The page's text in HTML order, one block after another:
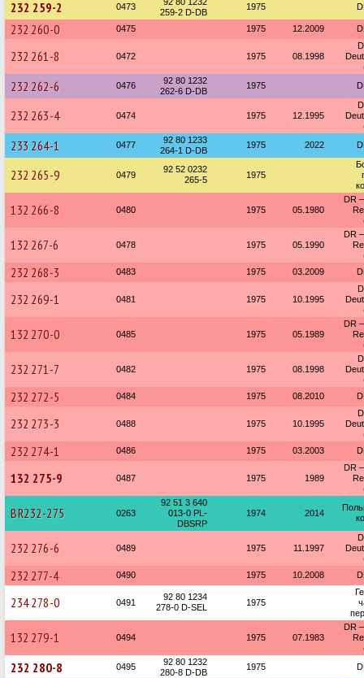
232 259-2 0473
259-2 D-DB
1975
232 260-0 0475 1975 12.2009
232 261-8 0472 1975 08.1998
232 262-6 0476
92 80 1232
262-6 D-DB
1975
232 263-4 0474 1975 12.1995
233 264-1 0477
92 80 1233
264-1 D-DB
1975 2022
232 265-9 0479
92 52 0232
265-5
1975
132 266-8 0480 1975 05.1980
DR
132 267-6 0478 1975 05.1990
DR
232 268-3 0483 1975 03.2009
232 269-1 0481 1975 10.1995
132 270-0 0485 1975 05.1989
DR
232 271-7 0482 1975 08.1998
232 272-5 0484 1975 08.2010
232 273-3 0488 1975 10.1995
232 274-1 0486 1975 03.2003
132 275-9 0487 1975 1989
DR
BR232-275 0263
92 51 3 640
013-0 PL-
DBSRP
1974 2014
232 276-6 0489 1975 11.1997
232 277-4 0490 1975 10.2008
234 278-0 0491
92 80 1234
278-0 D-SEL
1975
132 279-1 0494 1975 07.1983
DR
232 280-8 0495
92 80 1232
280-8 D-DB
1975